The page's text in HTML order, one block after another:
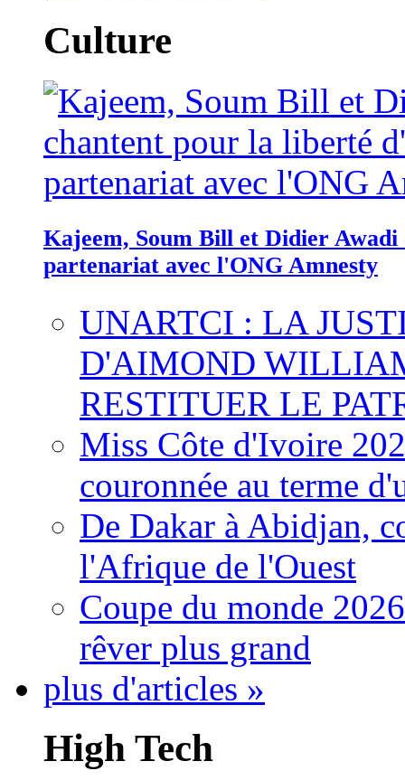
Culture
Kajeem, Soum Bill et Didier
partenariat avec l'ONG Amnesty
UNARTCI : LA
D'AIMOND
RESTITUER LE
Miss Côte d'Ivoire
couronnée au terme
De Dakar à Abidjan,
l'Afrique de l'Ouest
Coupe du monde
rêver plus grand
plus d'articles »
High Tech